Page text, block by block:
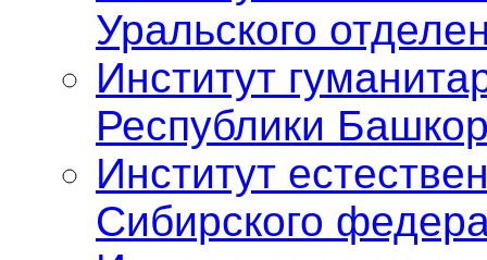
Уральского
Институт
Республики
Институт
Сибирского